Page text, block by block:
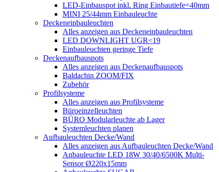
LED-Einbauspot inkl. Ring Einbautiefe=40mm
MINI 25/44mm Einbauleuchte
Deckeneinbauleuchten
Alles anzeigen aus Deckeneinbauleuchten
LED DOWNLIGHT UGR<19
Einbauleuchten geringe Tiefe
Deckenaufbauspots
Alles anzeigen aus Deckenaufbauspots
Baldachin ZOOM/FIX
Zubehör
Profilsysteme
Alles anzeigen aus Profilsysteme
Büroeinzelleuchten
BÜRO Modularleuchte ab Lager
Systemleuchten planen
Aufbauleuchten Decke/Wand
Alles anzeigen aus Aufbauleuchten Decke/Wand
Anbauleuchte LED 18W 30/40/6500K Multi-
Sensor Ø220x15mm